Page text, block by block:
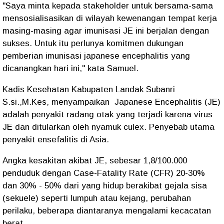
"Saya minta kepada stakeholder untuk bersama-sama
mensosialisasikan di wilayah kewenangan tempat kerja
masing-masing agar imunisasi JE ini berjalan dengan
sukses. Untuk itu perlunya komitmen dukungan
pemberian imunisasi japanese encephalitis yang
dicanangkan hari ini," kata Samuel.
Kadis Kesehatan Kabupaten Landak Subanri
S.si.,M.Kes, menyampaikan Japanese Encephalitis (JE)
adalah penyakit radang otak yang terjadi karena virus
JE dan ditularkan oleh nyamuk culex. Penyebab utama
penyakit ensefalitis di Asia.
Angka kesakitan akibat JE, sebesar 1,8/100.000
penduduk dengan Case-Fatality Rate (CFR) 20-30%
dan 30% - 50% dari yang hidup berakibat gejala sisa
(sekuele) seperti lumpuh atau kejang, perubahan
perilaku, beberapa diantaranya mengalami kecacatan